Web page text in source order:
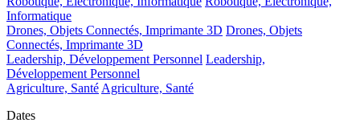
Informatique
Drones, Objets Connectés, Imprimante 3D Drones, Objets
Connectés, Imprimante 3D
Leadership, Développement Personnel Leadership,
Développement Personnel
Agriculture, SantéAgriculture, Santé
Dates